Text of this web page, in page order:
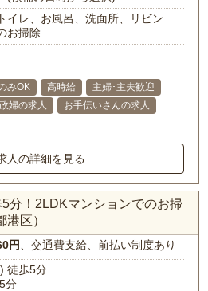
イレ、お風呂、洗面所、リビン
お掃除
みOK 高時給
主婦･主夫歓迎
婦の求人
お手伝いさんの求人
人の詳細を見る
分！2LDKマンションでのお掃
区）
円 、交通費支給、前払い制度あり
徒歩5分
分